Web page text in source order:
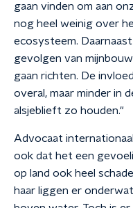
gaan vinden om aan
nog heel weinig over
ecosysteem.
gevolgen van
gaan richten. De
overal, maar minder in
alsjeblieft zo houden."
Advocaat
ook dat het een
op land ook heel
haar liggen er